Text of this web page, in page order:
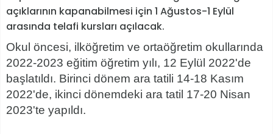
açıklarının kapanabilmesi için 1 Ağustos-1 Eylül
arasında telafi kursları açılacak.
Okul öncesi, ilköğretim ve ortaöğretim okullarında
2022-2023 eğitim öğretim yılı, 12 Eylül 2022'de
başlatıldı. Birinci dönem ara tatili 14-18 Kasım
2022'de, ikinci dönemdeki ara tatil 17-20 Nisan
2023'te yapıldı.